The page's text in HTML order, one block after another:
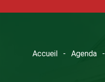
Accueil Agenda